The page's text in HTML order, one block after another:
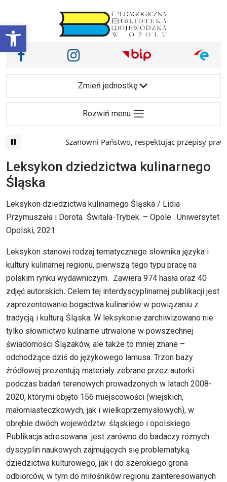
Otwórz pasek narzędzi
Main Navigation
Nasze media społecznościowe i inne
Facebook Instagram
Zmień jednostkę
Rozwiń menu
Szanowni Państwo, respektując przepisy
Leksykon dziedzictwa kulinarnego
Śląska
Leksykon dziedzictwa kulinarnego Śląska / Lidia
Przymuszała i Dorota Świtała-Trybek. – Opole : Uniwersytet
Opolski, 2021.
Leksykon stanowi rodzaj tematycznego słownika języka i
kultury kulinarnej regionu, pierwszą tego typu pracę na
polskim rynku wydawniczym. Zawiera 974 hasła oraz 40
zdjęć autorskich. Celem tej interdyscyplinarnej publikacji jest
zaprezentowanie bogactwa kulinariów w powiązaniu z
tradycją i kulturą Śląska. W leksykonie zarchiwizowano nie
tylko słownictwo kulinarne utrwalone w powszechnej
świadomości Ślązaków, ale także to mniej znane –
odchodzące dziś do językowego lamusa. Trzon bazy
źródłowej prezentują materiały zebrane przez autorki
podczas badań terenowych prowadzonych w latach 2008-
2020, którymi objęto 156 miejscowości (wiejskich,
małomiasteczkowych, jak i wielkoprzemysłowych), w
obrębie dwóch województw: śląskiego i opolskiego.
Publikacja adresowana jest zarówno do badaczy różnych
dyscyplin naukowych zajmujących się problematyką
dziedzictwa kulturowego, jak i do szerokiego grona
odbiorców, w tym do miłośników regionu zainteresowanych